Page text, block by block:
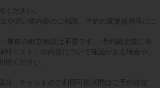
ください。
や買い物内容のご相談、予約の変更依頼等にご
事前の献立相談は不要です。 予約確定後に表
料リスト」の内容について確認がある場合や、
用ください。
合、チャットのご利用可能期間はご予約確定